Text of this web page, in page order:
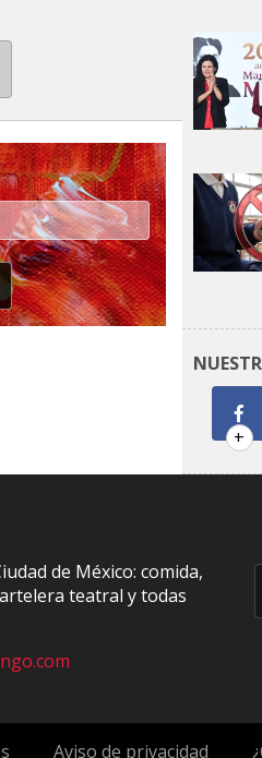
+
de México: comida,
teatral y todas
Aviso de privacidad